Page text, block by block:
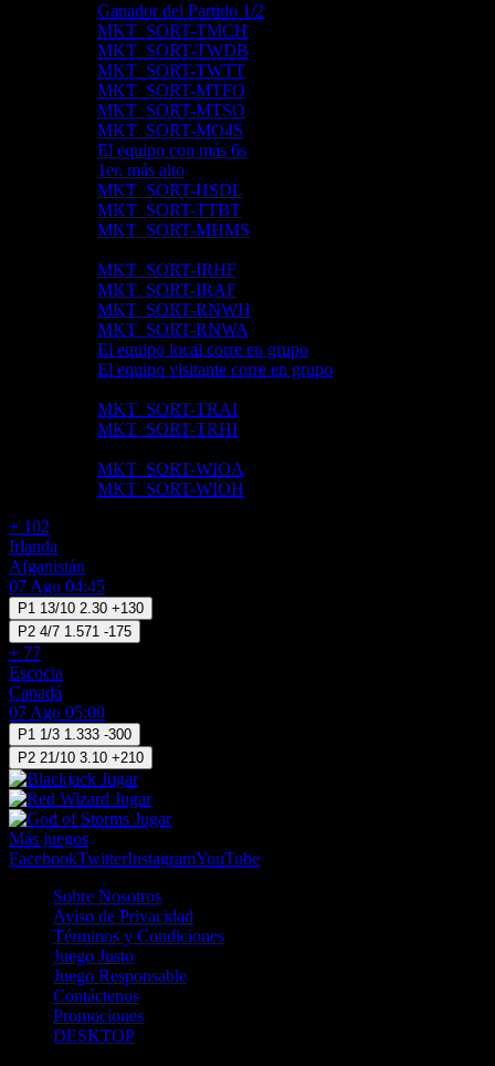
Ganador del Partido 1/2
MKT_SORT-TMCH
MKT_SORT-TWDB
MKT_SORT-TWTT
MKT_SORT-MTFO
MKT_SORT-MTSO
MKT_SORT-MO4S
El equipo con más 6s
1er. más alto
MKT_SORT-HSDL
MKT_SORT-TTBT
MKT_SORT-MHMS
MKT_SORT-IRHF
MKT_SORT-IRAF
MKT_SORT-RNWH
MKT_SORT-RNWA
El equipo local corre en grupo
El equipo visitante corre en grupo
MKT_SORT-TRAI
MKT_SORT-TRHI
MKT_SORT-WIOA
MKT_SORT-WIOH
+ 102
Irlanda
Afganistán
07 Ago 04:45
P1 13/10 2.30 +130
P2 4/7 1.571 -175
+ 77
Escocia
Canadá
07 Ago 05:00
P1 1/3 1.333 -300
P2 21/10 3.10 +210
Jugar
Jugar
Jugar
Más juegos
FacebookTwitterInstagramYouTube
Sobre Nosotros
Aviso de Privacidad
Términos y Condiciones
Juego Justo
Juego Responsable
Contáctenos
Promociones
DESKTOP